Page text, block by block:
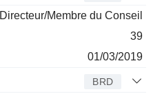
Directeur/Membre du Conseil
39
01/03/2019
BRD